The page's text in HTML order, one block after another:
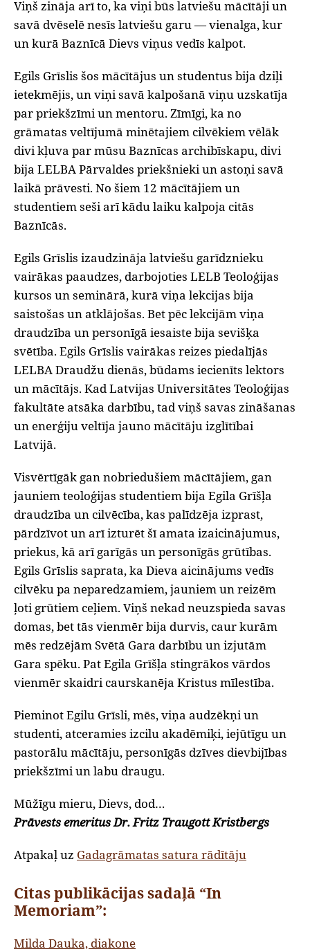
Viņš zināja arī to, ka viņi būs latviešu mācītāji un
savā dvēselē nesīs latviešu garu — vienalga, kur
un kurā Baznīcā Dievs viņus vedīs kalpot.
Egils Grīslis šos mācītājus un studentus bija dziļi
ietekmējis, un viņi savā kalpošanā viņu uzskatīja
par priekšzīmi un mentoru. Zīmīgi, ka no
grāmatas veltījumā minētajiem cilvēkiem vēlāk
divi kļuva par mūsu Baznīcas archibīskapu, divi
bija LELBA Pārvaldes priekšnieki un astoņi savā
laikā prāvesti. No šiem 12 mācītājiem un
studentiem seši arī kādu laiku kalpoja citās
Baznīcās.
Egils Grīslis izaudzināja latviešu garīdznieku
vairākas paaudzes, darbojoties LELB Teoloģijas
kursos un seminārā, kurā viņa lekcijas bija
saistošas un atklājošas. Bet pēc lekcijām viņa
draudzība un personīgā iesaiste bija sevišķa
svētība. Egils Grīslis vairākas reizes piedalījās
LELBA Draudžu dienās, būdams iecienīts lektors
un mācītājs. Kad Latvijas Universitātes Teoloģijas
fakultāte atsāka darbību, tad viņš savas zināšanas
un enerģiju veltīja jauno mācītāju izglītībai
Latvijā.
Visvērtīgāk gan nobriedušiem mācītājiem, gan
jauniem teoloģijas studentiem bija Egila Grīšļa
draudzība un cilvēcība, kas palīdzēja izprast,
pārdzīvot un arī izturēt šī amata izaicinājumus,
priekus, kā arī garīgās un personīgās grūtības.
Egils Grīslis saprata, ka Dieva aicinājums vedīs
cilvēku pa neparedzamiem, jauniem un reizēm
ļoti grūtiem ceļiem. Viņš nekad neuzspieda savas
domas, bet tās vienmēr bija durvis, caur kurām
mēs redzējām Svētā Gara darbību un izjutām
Gara spēku. Pat Egila Grīšļa stingrākos vārdos
vienmēr skaidri caurskanēja Kristus mīlestība.
Pieminot Egilu Grīsli, mēs, viņa audzēkņi un
studenti, atceramies izcilu akadēmiķi, iejūtīgu un
pastorālu mācītāju, personīgās dzīves dievbijības
priekšzīmi un labu draugu.
Mūžīgu mieru, Dievs, dod…
Prāvests emeritus Dr. Fritz Traugott Kristbergs
Atpakaļ uz Gadagrāmatas satura rādītāju
Citas publikācijas sadaļā “In
Memoriam”:
Milda Dauka, diakone